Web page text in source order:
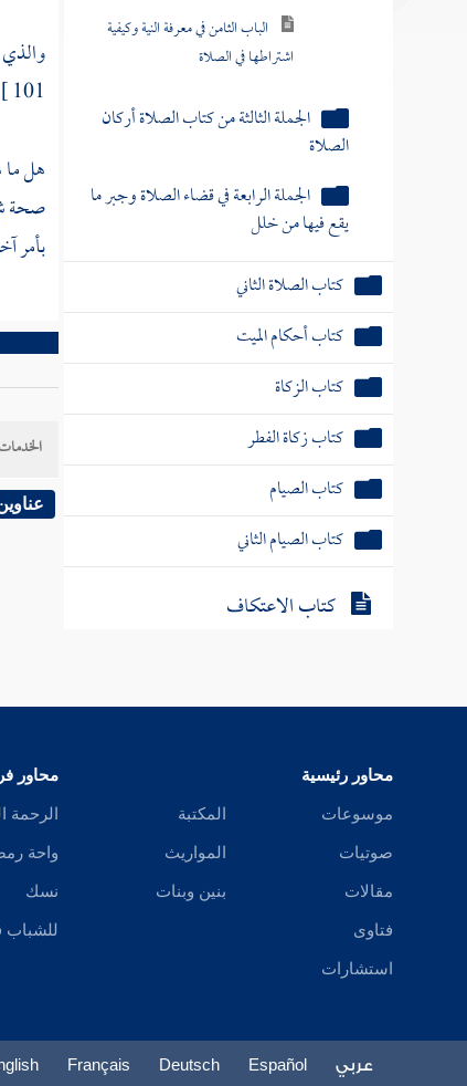
الجملة الثالثة من كتاب الصلاة أركان
الجملة الرابعة في قضاء الصلاة وجبر ما
كتاب الصلاة الثاني
كتاب أحكام الميت
كتاب الزكاة
كتاب زكاة الفطر
كتاب الصيام
كتاب الصيام الثاني
كتاب الاعتكاف
كتاب الحج
كتاب الأيمان
كتاب النذور
كتاب الضحايا
كتاب الذبائح
كتاب العقيقة
كتاب الأطعمة والأشربة
101 ]
هل
صحة
بأمر
محاور رئيسية
موسوعات
صوتيات
مقالات
فتاوى
استشارات
المكتبة
المواريث
بنين وبنات
محاور
الرحمة
واحة
نسك
عربي Español
Deutsch
Français